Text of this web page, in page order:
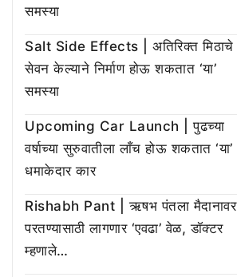
समस्या
Salt Side Effects | अतिरिक्त मिठाचे
सेवन केल्याने निर्माण होऊ शकतात ‘या’
समस्या
Upcoming Car Launch | पुढच्या
वर्षाच्या सुरुवातीला लाँच होऊ शकतात ‘या’
धमाकेदार कार
Rishabh Pant | ऋषभ पंतला मैदानावर
परतण्यासाठी लागणार ‘एवढा’ वेळ, डॉक्टर
म्हणाले…